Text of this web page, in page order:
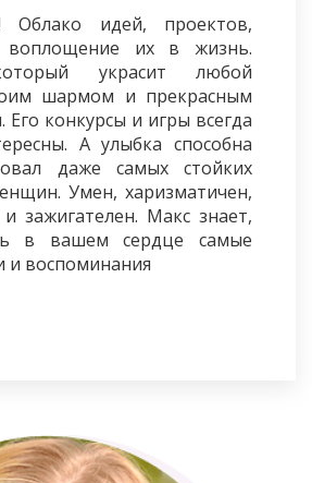
Облако идей, проектов,
воплощение их в жизнь.
украсит любой
шармом и прекрасным
Его конкурсы и игры всегда
А улыбка способна
даже самых стойких
Умен, харизматичен,
зажигателен. Макс знает,
в вашем сердце самые
и воспоминания